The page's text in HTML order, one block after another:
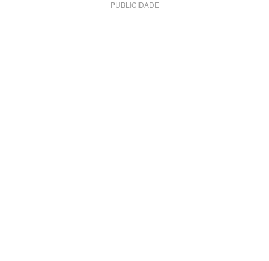
PUBLICIDADE